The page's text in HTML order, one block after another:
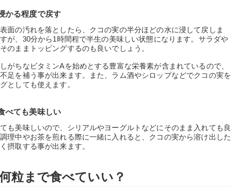
かる程度で戻す
面の汚れを落としたら、クコの実の半分ほどの水に浸して戻しま
が、30分から1時間程で半生の美味しい状態になります。サラダや
のままトッピングするのも良いでしょう。
がちなビタミンAを始めとする豊富な栄養素が含まれているので、
足を補う事が出来ます。また、ラム酒やシロップなどでクコの実を
としても使えます。
べても美味しい
も美味しいので、シリアルやヨーグルトなどにそのまま入れても良
理中やお茶を煎れる際に一緒に入れると、クコの実から溶け出した
摂取する事が出来ます。
粒まで食べていい？